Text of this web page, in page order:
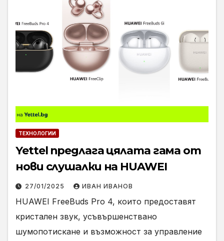
ТЕХНОЛОГИИ
Yettel предлага цялата гама от
нови слушалки на HUAWEI
27/01/2025 ИВАН ИВАНОВ
HUAWEI FreeBuds Pro 4, които предоставят
кристален звук, усъвършенствано
шумопотискане и възможност за управление